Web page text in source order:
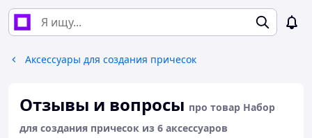
Аксессуары для создания причесок
Отзывы и вопросы про товар Набор
для создания причесок из 6 аксессуаров